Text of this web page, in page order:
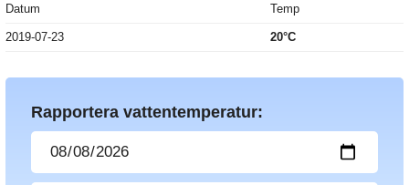
Datum Temp
2019-07-23 20°C
Rapportera vattentemperatur: